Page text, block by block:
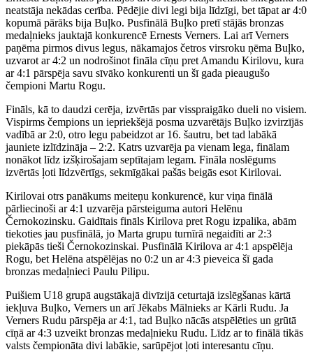
neatstāja nekādas cerība. Pēdējie divi legi bija līdzīgi, bet tāpat ar 4:0
kopumā pārāks bija Buļko. Pusfinālā Buļko pretī stājās bronzas
medaļnieks jauktajā konkurencē Ernests Verners. Lai arī Verners
paņēma pirmos divus legus, nākamajos četros virsroku ņēma Buļko,
uzvarot ar 4:2 un nodrošinot fināla cīņu pret Amandu Kirilovu, kura
ar 4:1 pārspēja savu sīvāko konkurenti un šī gada pieaugušo
čempioni Martu Rogu.
Fināls, kā to daudzi cerēja, izvērtās par visspraigāko dueli no visiem.
Vispirms čempions un iepriekšējā posma uzvarētājs Buļko izvirzījās
vadībā ar 2:0, otro legu pabeidzot ar 16. šautru, bet tad labākā
jauniete izlīdzināja – 2:2. Katrs uzvarēja pa vienam lega, finālam
nonākot līdz izšķirošajam septītajam legam. Fināla noslēgums
izvērtās ļoti līdzvērtīgs, sekmīgākai pašās beigās esot Kirilovai.
Kirilovai otrs panākums meiteņu konkurencē, kur viņa finālā
pārliecinoši ar 4:1 uzvarēja pārsteiguma autori Helēnu
Černokozinsku. Gaidītais fināls Kirilova pret Rogu izpalika, abām
tiekoties jau pusfinālā, jo Marta grupu turnīrā negaidīti ar 2:3
piekāpās tieši Černokozinskai. Pusfinālā Kirilova ar 4:1 apspēlēja
Rogu, bet Helēna atspēlējas no 0:2 un ar 4:3 pieveica šī gada
bronzas medaļnieci Paulu Pilipu.
Puišiem U18 grupā augstākajā divīzijā ceturtajā izslēgšanas kārtā
iekļuva Buļko, Verners un arī Jēkabs Mālnieks ar Kārli Rudu. Ja
Verners Rudu pārspēja ar 4:1, tad Buļko nācās atspēlēties un grūtā
cīņā ar 4:3 uzveikt bronzas medaļnieku Rudu. Līdz ar to finālā tikās
valsts čempionāta divi labākie, sarūpējot ļoti interesantu cīņu.